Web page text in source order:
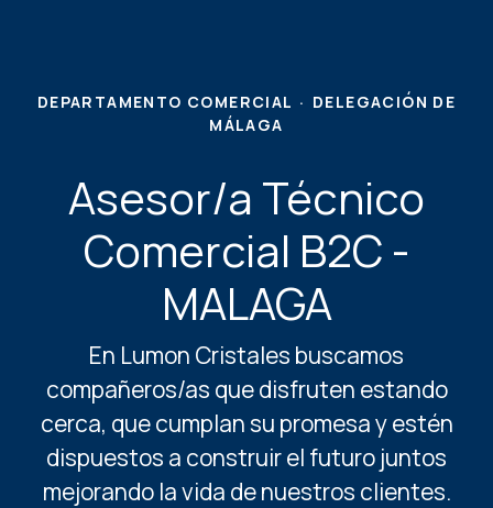
DEPARTAMENTO COMERCIAL · DELEGACIÓN DE
MÁLAGA
Asesor/a Técnico
Comercial B2C -
MALAGA
En Lumon Cristales buscamos
compañeros/as que disfruten estando
cerca, que cumplan su promesa y estén
dispuestos a construir el futuro juntos
mejorando la vida de nuestros clientes.